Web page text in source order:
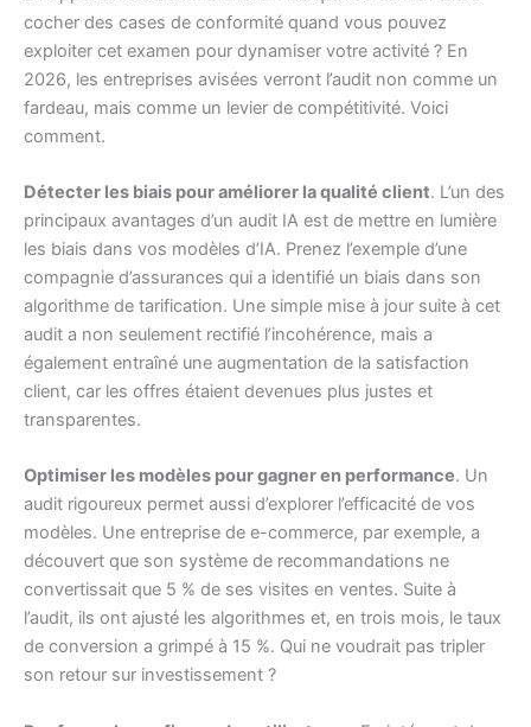
cocher des cases de conformité quand vous pouvez
exploiter cet examen pour dynamiser votre activité ? En
2026, les entreprises avisées verront l’audit non comme un
fardeau, mais comme un levier de compétitivité. Voici
comment.
Détecter les biais pour améliorer la qualité client. L’un des
principaux avantages d’un audit IA est de mettre en lumière
les biais dans vos modèles d’IA. Prenez l’exemple d’une
compagnie d’assurances qui a identifié un biais dans son
algorithme de tarification. Une simple mise à jour suite à cet
audit a non seulement rectifié l’incohérence, mais a
également entraîné une augmentation de la satisfaction
client, car les offres étaient devenues plus justes et
transparentes.
Optimiser les modèles pour gagner en performance. Un
audit rigoureux permet aussi d’explorer l’efficacité de vos
modèles. Une entreprise de e-commerce, par exemple, a
découvert que son système de recommandations ne
convertissait que 5 % de ses visites en ventes. Suite à
l’audit, ils ont ajusté les algorithmes et, en trois mois, le taux
de conversion a grimpé à 15 %. Qui ne voudrait pas tripler
son retour sur investissement ?